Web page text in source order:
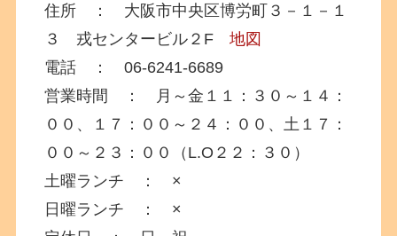
住所 ： 大阪市中央区博労町３－１－１
３ 戎センタービル２F地図
電話 ： 06-6241-6689
営業時間 ： 月～金１１：３０～１４：
００、１７：００～２４：００、土１７：
００～２３：００（L.O２２：３０）
土曜ランチ ： ×
日曜ランチ ： ×